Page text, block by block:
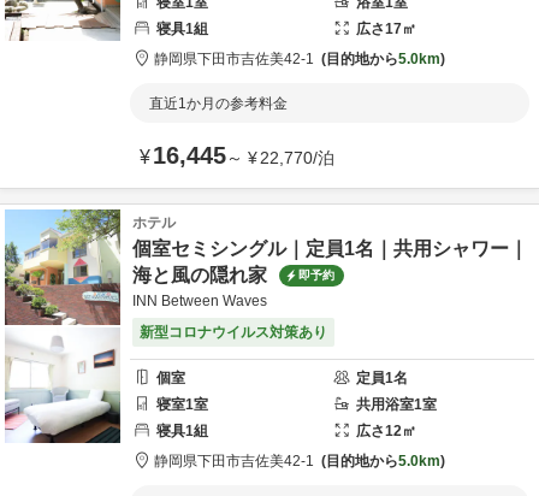
寝具1組 広さ17㎡
静岡県下田市吉佐美42-1 目的地から5.0km
直近1か月の参考料金
¥16,445～ ¥22,770/泊
ホテル
個室セミシングル｜定員1名｜共用シャワー｜
海と風の隠れ家
即予約
INN Between Waves
新型コロナウイルス対策あり
個室 定員1名
寝室1室 共用浴室1室
寝具1組 広さ12㎡
静岡県下田市吉佐美42-1 目的地から5.0km